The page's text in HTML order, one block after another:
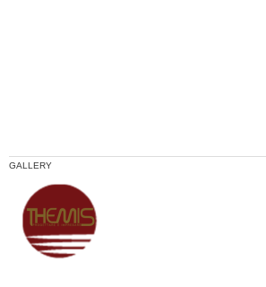
GALLERY